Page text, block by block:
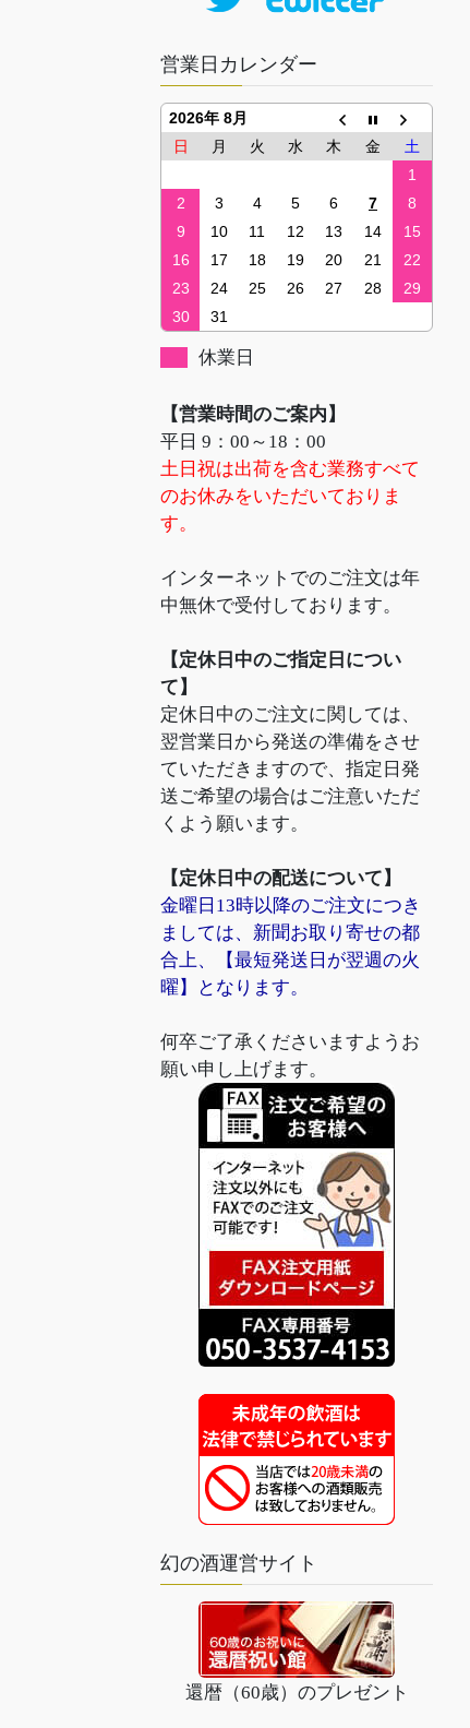
営業日カレンダー
2026年 8月
日
月 火 水 木 金
土
1
2
3 4 5 6 7
8
9
10 11 12 13 14
15
16
17 18 19 20 21
22
23
24 25 26 27 28
29
30
31
休業日
【営業時間のご案内】
平日 9：00～18：00
土日祝は出荷を含む業務すべて
のお休みをいただいておりま
す。
インターネットでのご注文は年
中無休で受付しております。
【定休日中のご指定日につい
て】
定休日中のご注文に関しては、
翌営業日から発送の準備をさせ
ていただきますので、指定日発
送ご希望の場合はご注意いただ
くよう願います。
【定休日中の配送について】
金曜日13時以降のご注文につき
ましては、新聞お取り寄せの都
合上、【最短発送日が翌週の火
曜】となります。
何卒ご了承くださいますようお
願い申し上げます。
幻の酒運営サイト
還暦（60歳）のプレゼント